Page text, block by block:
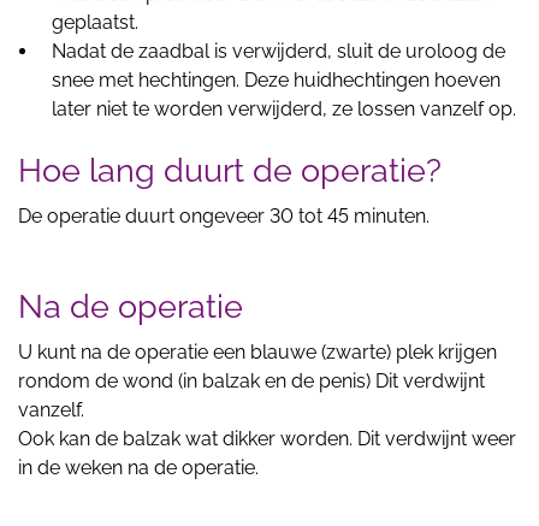
geplaatst.
Nadat de zaadbal is verwijderd, sluit de uroloog de
snee met hechtingen. Deze huidhechtingen hoeven
later niet te worden verwijderd, ze lossen vanzelf op.
Hoe lang duurt de operatie?
De operatie duurt ongeveer 30 tot 45 minuten.
Na de operatie
U kunt na de operatie een blauwe (zwarte) plek krijgen
rondom de wond (in balzak en de penis) Dit verdwijnt
vanzelf.
Ook kan de balzak wat dikker worden. Dit verdwijnt weer
in de weken na de operatie.